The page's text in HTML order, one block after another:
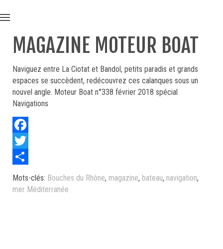
MAGAZINE MOTEUR BOAT
Naviguez entre La Ciotat et Bandol, petits paradis et grands
espaces se succèdent, redécouvrez ces calanques sous un
nouvel angle. Moteur Boat n°338 février 2018 spécial
Navigations
Facebook
Twitter
Share
Mots-clés: Bouches du Rhône, magazine, bateau, navigation,
mer Méditerranée